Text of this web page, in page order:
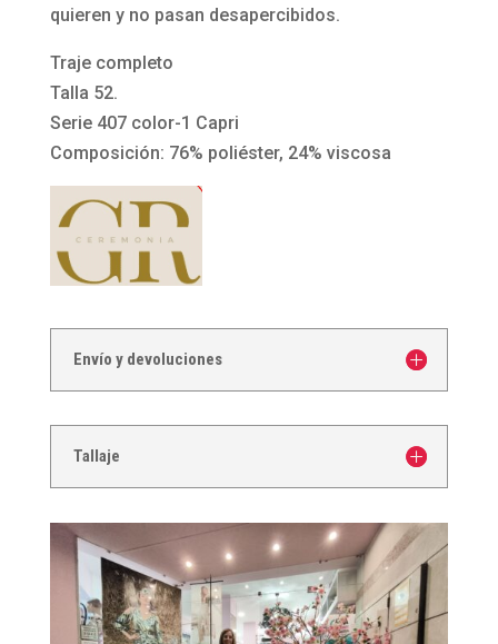
de
Ricci
Ceremonia
cantidad
quieren y no pasan desapercibidos.
Traje completo
Talla 52.
Serie 407 color-1 Capri
Composición: 76% poliéster, 24% viscosa
Envío y devoluciones
Tallaje